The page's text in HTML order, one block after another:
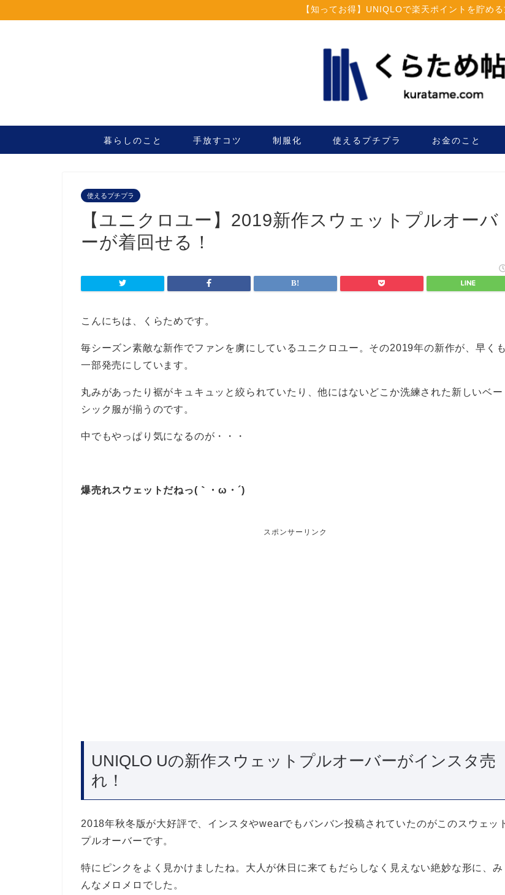
【知ってお得】UNIQLOで楽天ポイントを貯め
暮らしのこと 手放すコツ 制服化 使えるプチプラ お金のこと
使えるプチプラ
【ユニクロユー】2019新作スウェットプルオーバ
ーが着回せる！
こんにちは、くらためです。
毎シーズン素敵な新作でファンを虜にしているユニクロユー。その2019年の新作が、早くも
一部発売にしています。
丸みがあったり裾がキュキュッと絞られていたり、他にはないどこか洗練された新しいベー
シック服が揃うのです。
中でもやっぱり気になるのが・・・
爆売れスウェットだねっ(｀・ω・´)
スポンサーリンク
UNIQLO Uの新作スウェットプルオーバーがインスタ売
れ！
2018年秋冬版が大好評で、インスタやwearでもバンバン投稿されていたのがこのスウェッ
プルオーバーです。
特にピンクをよく見かけましたね。大人が休日に来てもだらしなく見えない絶妙な形に、み
んなメロメロでした。